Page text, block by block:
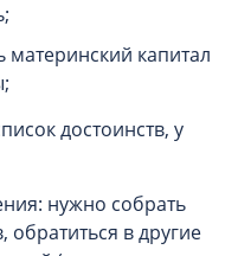
материнский капитал
достоинств, у
нужно собрать
в другие